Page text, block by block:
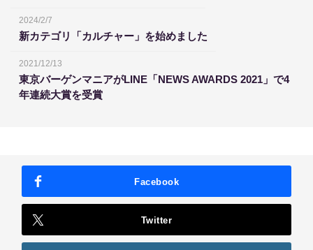
2024/2/7
新カテゴリ「カルチャー」を始めました
2021/12/13
東京バーゲンマニアがLINE「NEWS AWARDS 2021」で4
年連続大賞を受賞
Facebook
Twitter